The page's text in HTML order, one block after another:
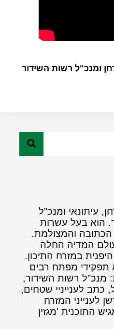
ומנכ"ל רשות השידור
עיתונאי ומנכ"ל
הוא בעל עשרות
הכתובה והמצולמת.
המדיה החלה
במזרח התיכון.
תפקידי מפתח רבים
מנכ"ל רשות השידור,
כתב לענייניי שטחים,
לענייני המזרח
התוכנית 'מגזין